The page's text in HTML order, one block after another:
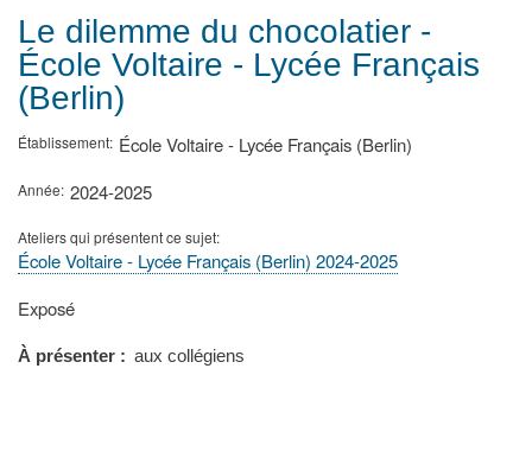
d'Ariane
Le dilemme du chocolatier -
École Voltaire - Lycée Français
(Berlin)
Établissement École Voltaire - Lycée Français (Berlin)
Année 2024-2025
Ateliers qui présentent ce sujet
École Voltaire - Lycée Français (Berlin) 2024-2025
Type
présentation
Exposé
À présenter aux collégiens